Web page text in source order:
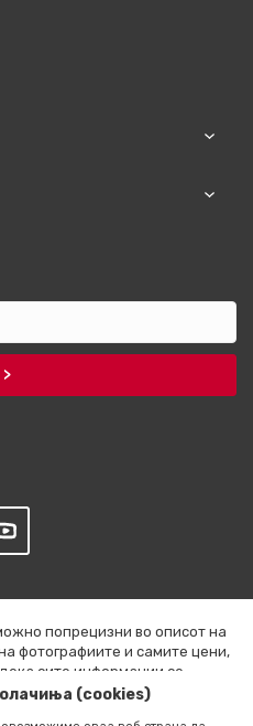
попрецизни во описот на
фотографиите и самите цени,
сите информации се
прикажани на сајтот се
(cookies)